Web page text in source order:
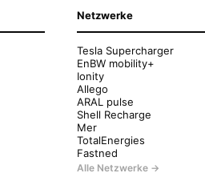
Netzwerke
Tesla Supercharger
EnBW mobility+
Ionity
Allego
ARAL pulse
Shell Recharge
Mer
TotalEnergies
Fastned
Alle Netzwerke →